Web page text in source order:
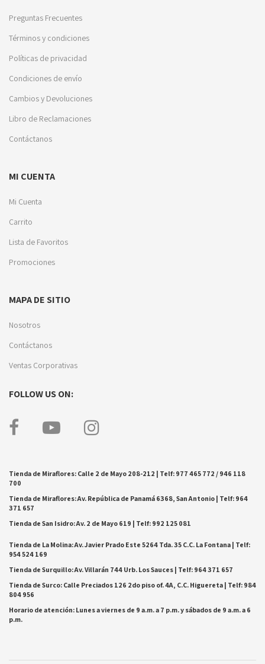
Preguntas Frecuentes
Términos y condiciones
Políticas de privacidad
Condiciones de envío
Cambios y Devoluciones
Libro de Reclamaciones
Contáctanos
MI CUENTA
Mi Cuenta
Carrito
Lista de Favoritos
Promociones
MAPA DE SITIO
Nosotros
Contáctanos
Ventas Corporativas
FOLLOW US ON:
Tienda de Miraflores: Calle 2 de Mayo 208-212 | Telf: 977 465 772 / 946 118
700
Tienda de Miraflores: Av. República de Panamá 6368, San Antonio | Telf: 964
371 657
Tienda de San Isidro: Av. 2 de Mayo 619 | Telf: 992 125 081
Tienda de La Molina: Av. Javier Prado Este 5264 Tda. 35 C.C. La Fontana | Telf:
954 524 169
Tienda de Surquillo: Av. Villarán 744 Urb. Los Sauces | Telf: 964 371 657
Tienda de Surco: Calle Preciados 126 2do piso of. 4A, C.C. Higuereta | Telf: 984
804 956
Horario de atención: Lunes a viernes de 9 a.m. a 7 p.m. y sábados de 9 a.m. a 6
p.m.